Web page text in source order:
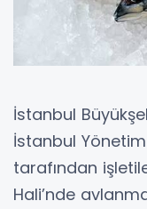
İstanbul
İstanbul
tarafından
Hali’nde